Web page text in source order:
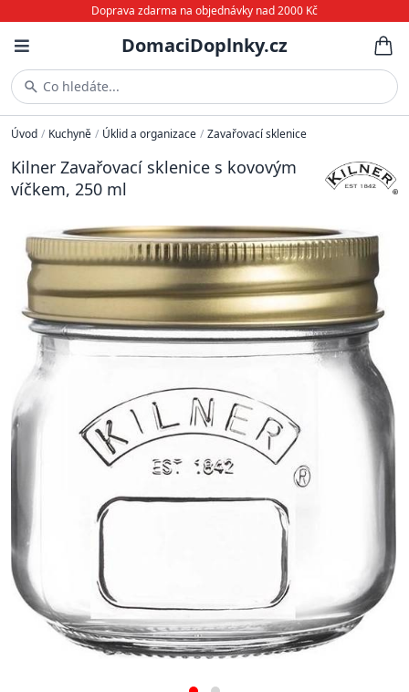
Doprava zdarma na objednávky nad 2000 Kč
DomaciDoplnky.cz
Co hledáte...
Úvod / Kuchyně / Úklid a organizace / Zavařovací sklenice
Kilner Zavařovací sklenice s kovovým
víčkem, 250 ml